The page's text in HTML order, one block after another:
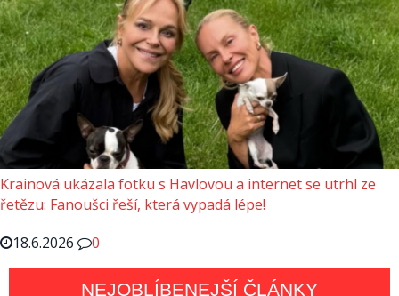
Krainová ukázala fotku s Havlovou a internet se utrhl ze
řetězu: Fanoušci řeší, která vypadá lépe!
18.6.2026
0
NEJOBLÍBENEJŠÍ ČLÁNKY